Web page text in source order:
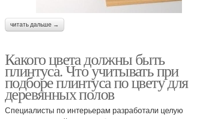
читать дальше →
Какого цвета должны быть
плинтуса. Что учитывать при
подборе плинтуса по цвету для
деревянных полов
Специалисты по интерьерам разработали целую